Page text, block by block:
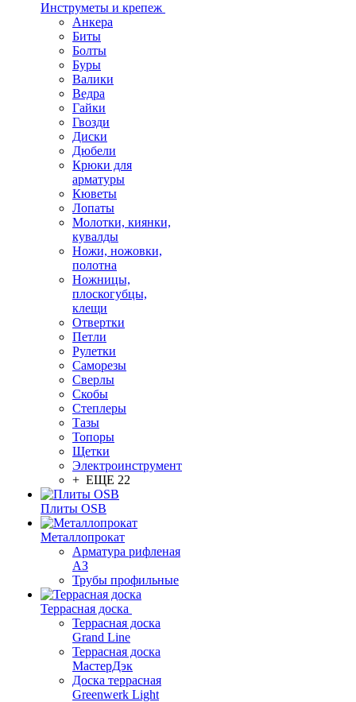
Инструметы и крепеж
Анкера
Биты
Болты
Буры
Валики
Ведра
Гайки
Гвозди
Диски
Дюбели
Крюки для
арматуры
Кюветы
Лопаты
Молотки, киянки,
кувалды
Ножи, ножовки,
полотна
Ножницы,
плоскогубцы,
клещи
Отвертки
Петли
Рулетки
Саморезы
Сверлы
Скобы
Степлеры
Тазы
Топоры
Щетки
Электроинструмент
+ ЕЩЕ 22
Плиты OSB
Металлопрокат
Арматура рифленая
АЗ
Трубы профильные
Террасная доска
Террасная доска
Grand Line
Террасная доска
МастерДэк
Доска террасная
Greenwerk Light